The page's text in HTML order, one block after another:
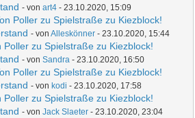
- vonart4 - 23.10.2020, 15:09
Poller zu Spielstraße zu Kiezblock!
- vonAlleskönner - 23.10.2020, 15:44
Poller zu Spielstraße zu Kiezblock!
- vonSandra - 23.10.2020, 16:50
Poller zu Spielstraße zu Kiezblock!
- von kodi - 23.10.2020, 17:58
Poller zu Spielstraße zu Kiezblock!
- vonJack Slaeter - 23.10.2020, 23:04